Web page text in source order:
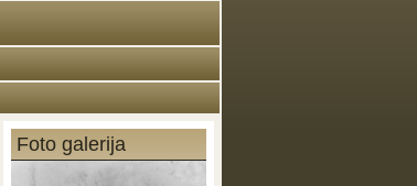
Foto galerija